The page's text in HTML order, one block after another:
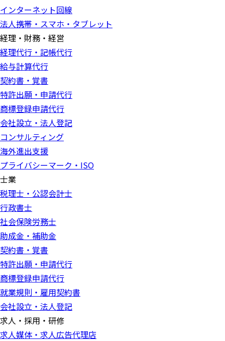
インターネット回線
法人携帯・スマホ・タブレット
経理・財務・経営
経理代行・記帳代行
給与計算代行
契約書・覚書
特許出願・申請代行
商標登録申請代行
会社設立・法人登記
コンサルティング
海外進出支援
プライバシーマーク・ISO
士業
税理士・公認会計士
行政書士
社会保険労務士
助成金・補助金
契約書・覚書
特許出願・申請代行
商標登録申請代行
就業規則・雇用契約書
会社設立・法人登記
求人・採用・研修
求人媒体・求人広告代理店